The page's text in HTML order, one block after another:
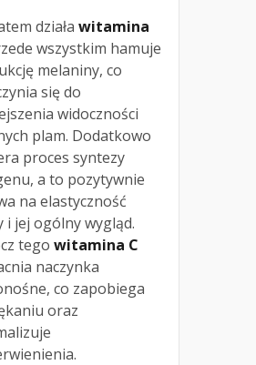
działa witamina
wszystkim hamuje
melaniny, co
się do
widoczności
plam. Dodatkowo
proces syntezy
a to pozytywnie
na elastyczność
i jej ogólny wygląd.
tego witamina C
naczynka
co zapobiega
oraz